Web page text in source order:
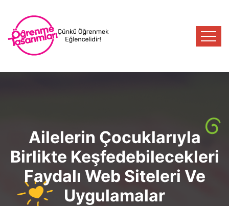
Ailelerin Çocuklarıyla
Birlikte Keşfedebilecekleri
Faydalı Web Siteleri Ve
Uygulamalar